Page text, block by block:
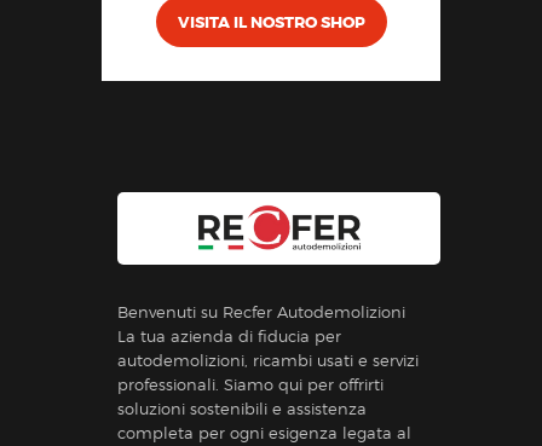
VISITA IL NOSTRO SHOP
Benvenuti su Recfer Autodemolizioni
La tua azienda di fiducia per
autodemolizioni, ricambi usati e servizi
professionali. Siamo qui per offrirti
soluzioni sostenibili e assistenza
completa per ogni esigenza legata al